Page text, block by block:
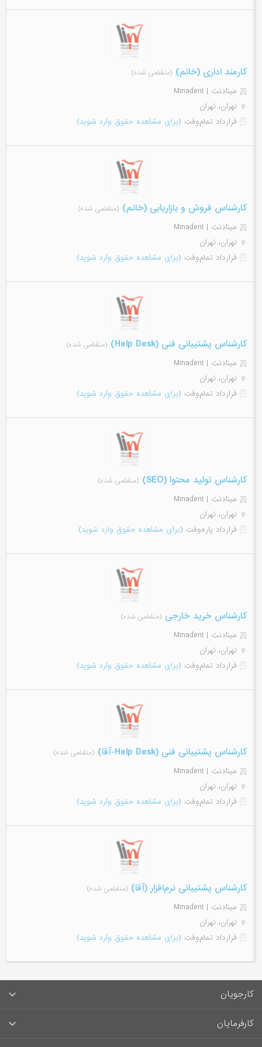
کارمند اداری (خانم) (منقضی شده)
مینادنت | Minadent
تهران، تهران
قرارداد تمام‌وقت (برای مشاهده حقوق وارد شوید)
کارشناس فروش و بازاریابی (خانم) (منقضی شده)
مینادنت | Minadent
تهران، تهران
قرارداد تمام‌وقت (برای مشاهده حقوق وارد شوید)
کارشناس پشتیبانی فنی (Help Desk) (منقضی شده)
مینادنت | Minadent
تهران، تهران
قرارداد تمام‌وقت (برای مشاهده حقوق وارد شوید)
کارشناس تولید محتوا (SEO) (منقضی شده)
مینادنت | Minadent
تهران، تهران
قرارداد پاره‌وقت (برای مشاهده حقوق وارد شوید)
کارشناس خرید خارجی (منقضی شده)
مینادنت | Minadent
تهران، تهران
قرارداد تمام‌وقت (برای مشاهده حقوق وارد شوید)
کارشناس پشتیبانی فنی (Help Desk-آقا) (منقضی شده)
مینادنت | Minadent
تهران، تهران
قرارداد تمام‌وقت (برای مشاهده حقوق وارد شوید)
کارشناس پشتیبانی نرم‌افزار (آقا) (منقضی شده)
مینادنت | Minadent
تهران، تهران
قرارداد تمام‌وقت (برای مشاهده حقوق وارد شوید)
کارجویان
سوالات متداول کارجویان
کارفرمایان